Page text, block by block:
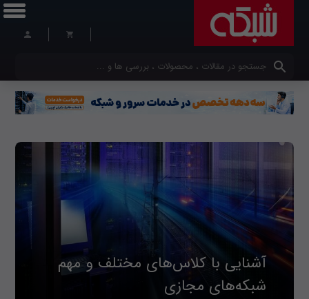
کلمات کلیدی خود را وارد کنید
آشنایی با کلاس‌های مختلف و مهم
شبکه‌های مجازی